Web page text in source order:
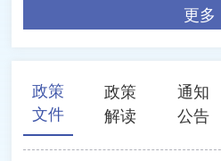
更多
政策
文件
政策
解读
通知
公告